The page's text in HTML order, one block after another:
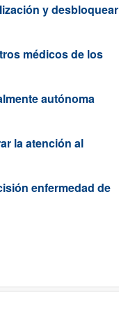
y desbloquear
médicos de los
autónoma
la atención al
enfermedad de